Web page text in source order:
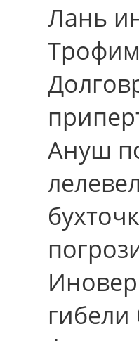
Лань
Ануш
гибели